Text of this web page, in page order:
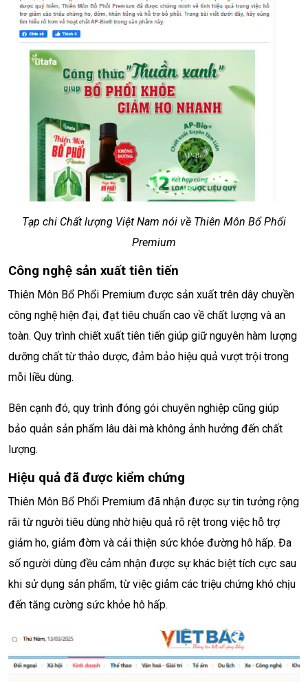
Tạp chi Chất lượng Việt Nam nói về Thiên Môn Bổ Phổi
Premium
Công nghệ sản xuất tiên tiến
Thiên Môn Bổ Phổi Premium được sản xuất trên dây chuyền
công nghệ hiện đại, đạt tiêu chuẩn cao về chất lượng và an
toàn. Quy trình chiết xuất tiên tiến giúp giữ nguyên hàm lượng
dưỡng chất từ thảo dược, đảm bảo hiệu quả vượt trội trong
mỗi liều dùng.
Bên cạnh đó, quy trình đóng gói chuyên nghiệp cũng giúp
bảo quản sản phẩm lâu dài mà không ảnh hưởng đến chất
lượng.
Hiệu quả đã được kiểm chứng
Thiên Môn Bổ Phổi Premium đã nhận được sự tin tưởng rộng
rãi từ người tiêu dùng nhờ hiệu quả rõ rệt trong việc hỗ trợ
giảm ho, giảm đờm và cải thiện sức khỏe đường hô hấp. Đa
số người dùng đều cảm nhận được sự khác biệt tích cực sau
khi sử dụng sản phẩm, từ việc giảm các triệu chứng khó chịu
đến tăng cường sức khỏe hô hấp.